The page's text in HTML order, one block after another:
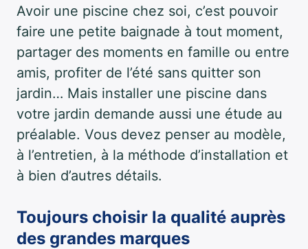
Avoir une piscine chez soi, c’est pouvoir
faire une petite baignade à tout moment,
partager des moments en famille ou entre
amis, profiter de l’été sans quitter son
jardin… Mais installer une piscine dans
votre jardin demande aussi une étude au
préalable. Vous devez penser au modèle,
à l’entretien, à la méthode d’installation et
à bien d’autres détails.
Toujours choisir la qualité auprès
des grandes marques